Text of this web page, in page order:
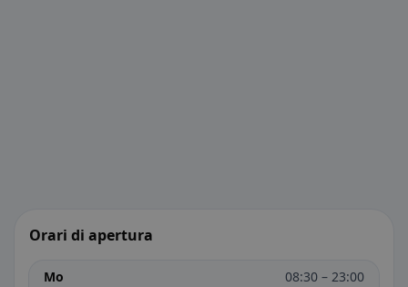
Orari di apertura
Mo
08:30 – 23:00